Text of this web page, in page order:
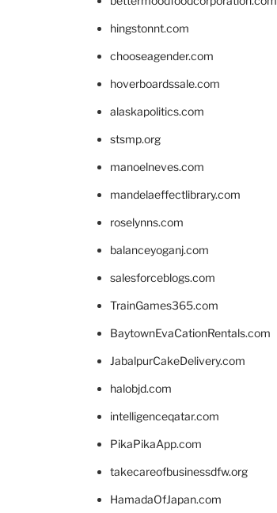
hingstonnt.com
chooseagender.com
hoverboardssale.com
alaskapolitics.com
stsmp.org
manoelneves.com
mandelaeffectlibrary.com
roselynns.com
balanceyoganj.com
salesforceblogs.com
TrainGames365.com
BaytownEvaCationRentals.com
JabalpurCakeDelivery.com
halobjd.com
intelligenceqatar.com
PikaPikaApp.com
takecareofbusinessdfw.org
HamadaOfJapan.com